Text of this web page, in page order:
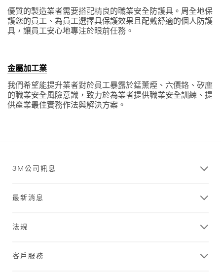
優質的製造業者需要搭配精良的職業安全防護具。周全地保
護您的員工、為員工選擇具保護效果且配戴舒適的個人防護
具，讓員工安心地專注於眼前任務。
金屬加工業
我們希望能提升業者對於員工暴露於錳薰煙、六價鉻、矽塵
的職業安全風險意識，致力於為業者提供職業安全訓練、提
供產業最佳實務作法與解決方案。
3M公司訊息
最新消息
法規
客戶服務